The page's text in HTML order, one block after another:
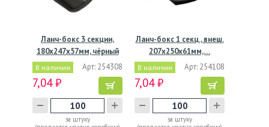
Ланч-бокс 3 секции,
180х247х57мм, чёрный
В наличии Арт: 254308
7,04 ₽
за штуку
Ланч-бокс 1 секц., внеш.
207х250х61мм,…
В наличии Арт: 254108
7,04 ₽
за штуку